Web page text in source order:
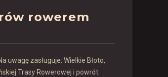
rowerem
uwagę zasługuje: Wielkie Błoto,
Trasy Rowerowej i powrót